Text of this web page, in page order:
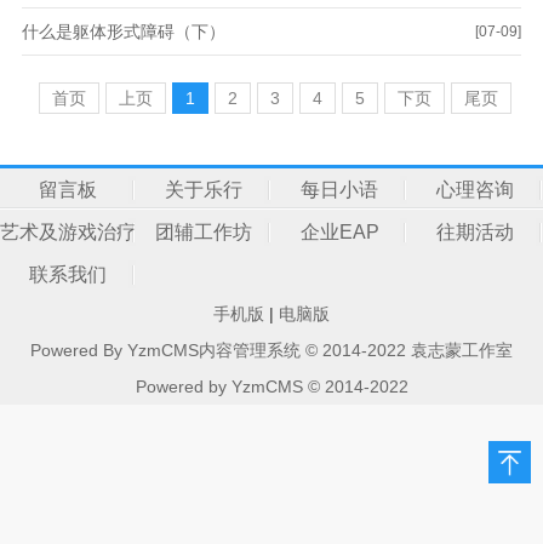
[07-09]
什么是躯体形式障碍（下）
首页 上页 1 2 3 4 5 下页 尾页
留言板 关于乐行 每日小语 心理咨询
艺术及游戏治疗 团辅工作坊 企业EAP 往期活动
联系我们
手机版 | 电脑版
Powered By YzmCMS内容管理系统 © 2014-2022 袁志蒙工作室
Powered by YzmCMS© 2014-2022